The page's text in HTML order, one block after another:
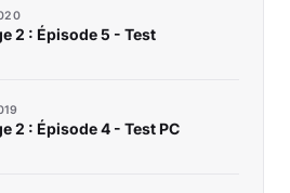
2 : Épisode 5 - Test
2 : Épisode 4 - Test PC